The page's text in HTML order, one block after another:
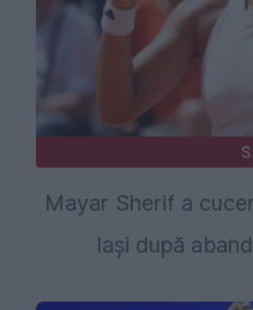
Mayar Sherif a
Iași după